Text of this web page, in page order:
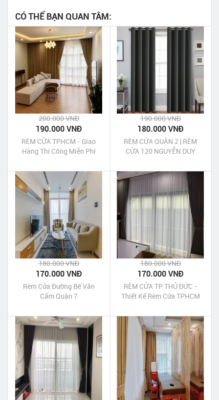
CÓ THỂ BẠN QUAN TÂM:
200.000 VNĐ
190.000 VNĐ
RÈM CỬA TPHCM - Giao
Hàng Thi Công Miễn Phí
190.000 VNĐ
180.000 VNĐ
RÈM CỬA QUẬN 2 | RÈM
CỬA 120 NGUYỄN DUY
180.000 VNĐ
170.000 VNĐ
Rèm Cửa Đường Bế Văn
Cấm Quận 7
180.000 VNĐ
170.000 VNĐ
RÈM CỬA TP THỦ ĐỨC -
Thiết Kế Rèm Cửa TPHCM